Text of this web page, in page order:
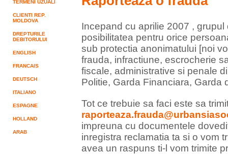
TERMENI UZUALI
CLIENTI REP.
MOLDOVA
DREPTURILE
DEBITORULUI
ENGLISH
FRANCAIS
DEUTSCH
ITALIANO
ESPAGNE
HOLLAND
ARAB
Incepand cu aprilie 2007 ,
posibilitatea pentru orice
sub protectia anonimatului [noi
frauda, infractiune, escrocherie
fiscale, administrative si penale
Politie, Garda Financiara, Garda
Tot ce trebuie sa faci este sa
impreuna cu documentele
inregistra reclamatia ta si o vom
avea un raspuns ti-l vom trimite